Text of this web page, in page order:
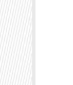
各